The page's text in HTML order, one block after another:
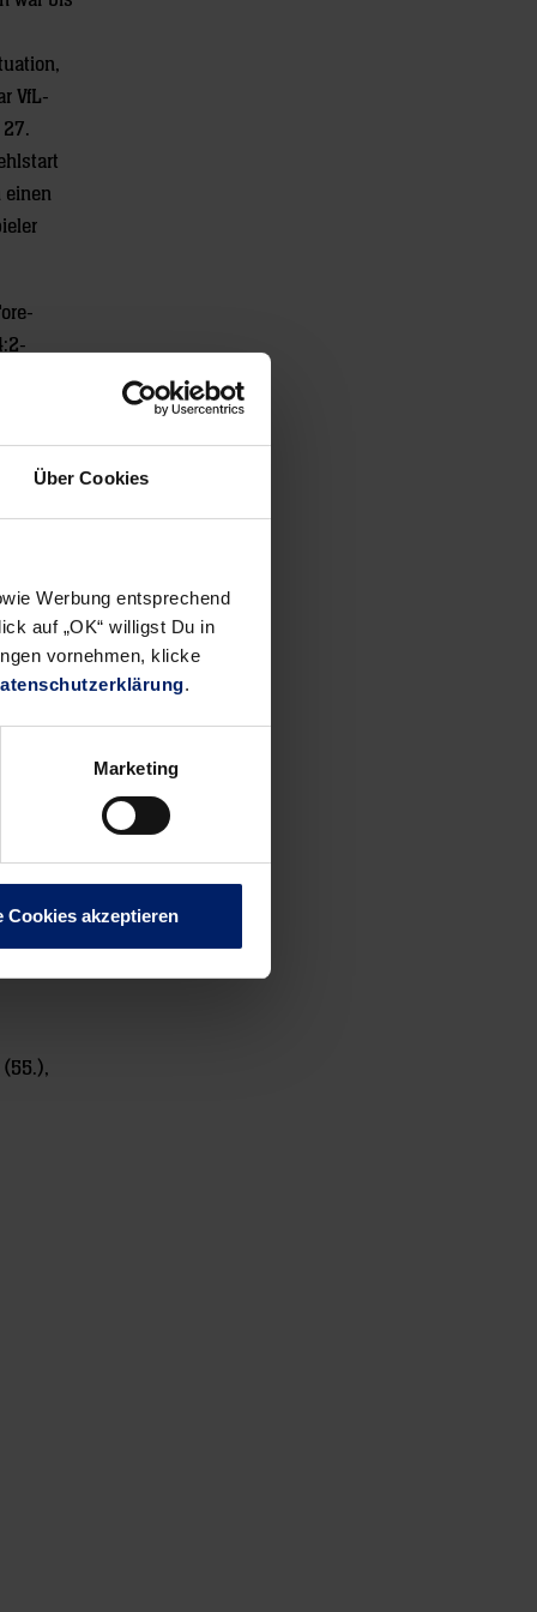
Über Cookies
Werbung entsprechend
auf „OK“ willigst Du in
vornehmen, klicke
.
Marketing
Cookies akzeptieren
VfL-
einen
die
für
Tore-
die
noch
–
(55.),